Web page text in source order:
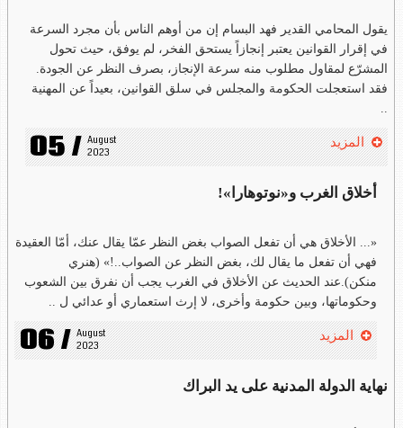
يقول المحامي القدير فهد البسام إن من أوهم الناس بأن مجرد السرعة
في إقرار القوانين يعتبر إنجازاً يستحق الفخر، لم يوفق، حيث تحول
المشرّع لمقاول مطلوب منه سرعة الإنجاز، بصرف النظر عن الجودة.
فقد استعجلت الحكومة والمجلس في سلق القوانين، بعيداً عن المهنية
..
05 / August
2023
المزيد
أخلاق الغرب و«نوتوهارا»!
«... الأخلاق هي أن تفعل الصواب بغض النظر عمّا يقال عنك، أمّا العقيدة
فهي أن تفعل ما يقال لك، بغض النظر عن الصواب..!» (هنري
منكن).عند الحديث عن الأخلاق في الغرب يجب أن نفرق بين الشعوب
وحكوماتها، وبين حكومة وأخرى، لا إرث استعماري أو عدائي ل ..
06 / August
2023
المزيد
نهاية الدولة المدنية على يد البراك